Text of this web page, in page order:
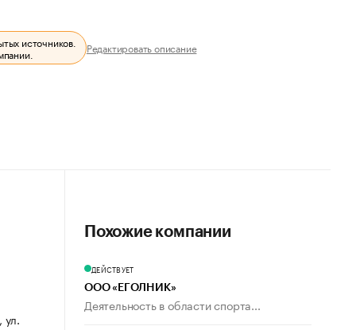
источников. Редактировать описание
ул.
Похожие компании
ДЕЙСТВУЕТ
ООО «ЕГОЛНИК»
Деятельность в области спорта...